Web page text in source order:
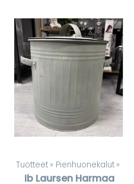
Tuotteet ‪» Pienhuonekalut ‪»
Ib Laursen Harmaa